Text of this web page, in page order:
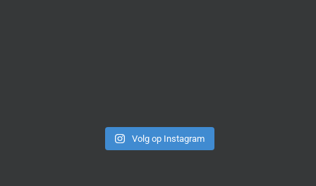
Volg op Instagram